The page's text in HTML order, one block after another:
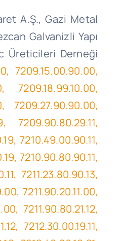
A.Ş., Gazi Metal
Galvanizli Yapı
Üreticileri Derneği
7209.15.00.90.00,
7209.18.99.10.00,
7209.27.90.90.00,
7209.90.80.29.11,
7210.49.00.90.11,
7210.90.80.90.11,
7211.23.80.90.13,
7211.90.20.11.00,
7211.90.80.21.12,
7212.30.00.19.11,